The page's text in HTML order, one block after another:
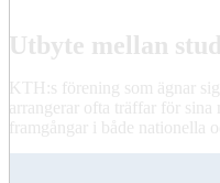
Utbyte mellan
KTH:s förening som ägnar
arrangerar ofta träffar för sina
framgångar i både nationella